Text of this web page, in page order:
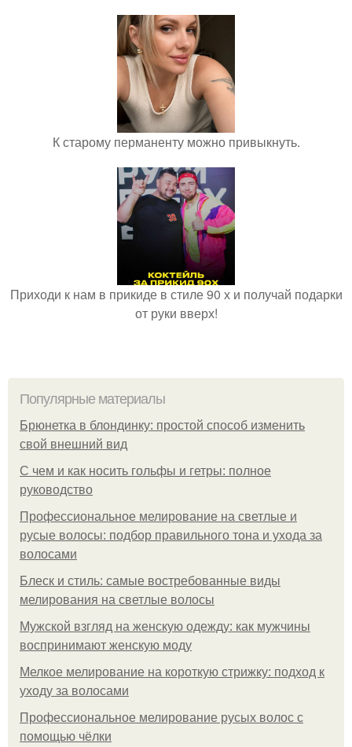
К старому перманенту можно привыкнуть.
Приходи к нам в прикиде в стиле 90 х и получай подарки
от руки вверх!
Популярные материалы
Брюнетка в блондинку: простой способ изменить
свой внешний вид
С чем и как носить гольфы и гетры: полное
руководство
Профессиональное мелирование на светлые и
русые волосы: подбор правильного тона и ухода за
волосами
Блеск и стиль: самые востребованные виды
мелирования на светлые волосы
Мужской взгляд на женскую одежду: как мужчины
воспринимают женскую моду
Мелкое мелирование на короткую стрижку: подход к
уходу за волосами
Профессиональное мелирование русых волос с
помощью чёлки